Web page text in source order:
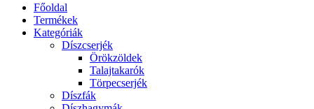
Főoldal
Termékek
Kategóriák
Díszcserjék
Örökzöldek
Talajtakarók
Törpecserjék
Díszfák